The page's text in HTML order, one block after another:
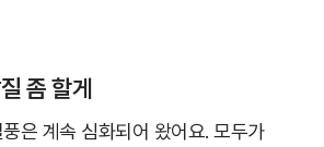
좀 할게
은 계속 심화되어 왔어요. 모두가